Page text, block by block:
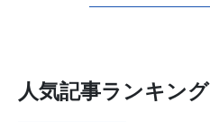
人気記事ランキング